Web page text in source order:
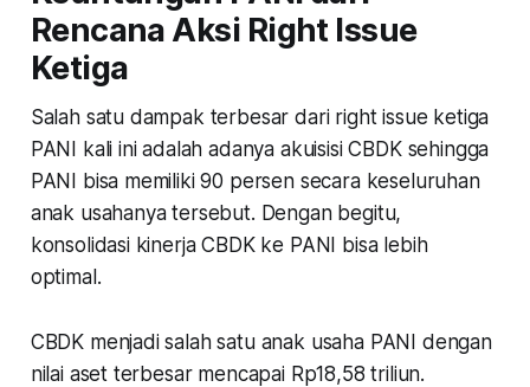
Rencana Aksi Right Issue
Ketiga
Salah satu dampak terbesar dari right issue ketiga
PANI kali ini adalah adanya akuisisi CBDK sehingga
PANI bisa memiliki 90 persen secara keseluruhan
anak usahanya tersebut. Dengan begitu,
konsolidasi kinerja CBDK ke PANI bisa lebih
optimal.
CBDK menjadi salah satu anak usaha PANI dengan
nilai aset terbesar mencapai Rp18,58 triliun.